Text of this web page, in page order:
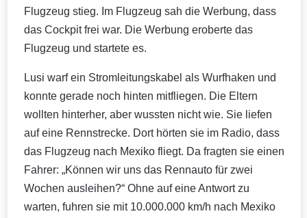
Flugzeug stieg. Im Flugzeug sah die Werbung, dass
das Cockpit frei war. Die Werbung eroberte das
Flugzeug und startete es.
Lusi warf ein Stromleitungskabel als Wurfhaken und
konnte gerade noch hinten mitfliegen. Die Eltern
wollten hinterher, aber wussten nicht wie. Sie liefen
auf eine Rennstrecke. Dort hörten sie im Radio, dass
das Flugzeug nach Mexiko fliegt. Da fragten sie einen
Fahrer: „Können wir uns das Rennauto für zwei
Wochen ausleihen?“ Ohne auf eine Antwort zu
warten, fuhren sie mit 10.000.000 km/h nach Mexiko